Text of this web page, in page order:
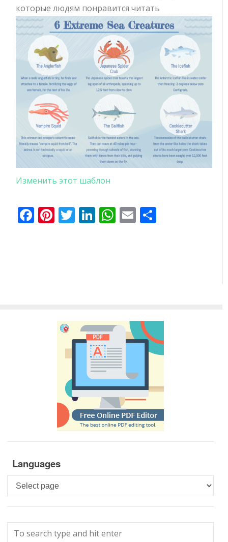
которые людям понравится читать
Изменить этот шаблон
Facebook
Pinterest
Twitter
LinkedIn
WhatsApp
Email
Languages
Languages